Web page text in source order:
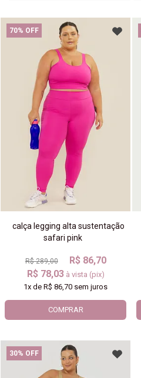
70% OFF
calça legging alta sustentação
safari pink
R$ 289,00
R$ 86,70
R$ 78,03 à vista (pix)
1x deR$ 86,70 sem juros
COMPRAR
30% OFF